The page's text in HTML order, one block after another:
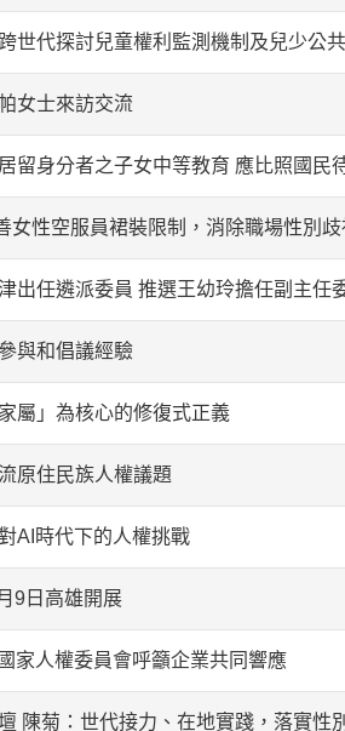
世代探討兒童權利監測機制及兒少公
女士來訪交流
留身分者之子女中等教育 應比照國民
女性空服員裙裝限制，消除職場性別歧
出任遴派委員 推選王幼玲擔任副主任
與和倡議經驗
屬」為核心的修復式正義
原住民族人權議題
AI時代下的人權挑戰
9日高雄開展
家人權委員會呼籲企業共同響應
陳菊：世代接力、在地實踐，落實性